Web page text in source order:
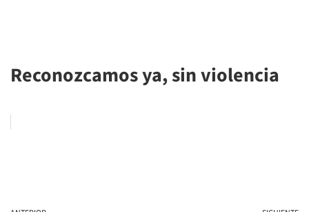
Reconozcamos ya, sin violencia